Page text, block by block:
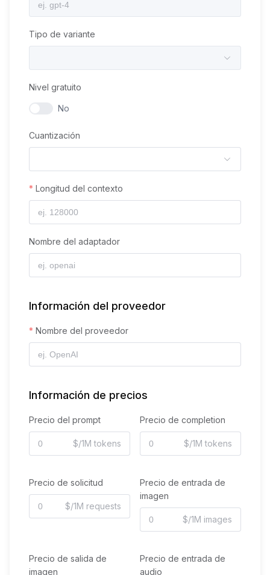
Tipo de variante
Nivel gratuito
No
Cuantización
Longitud del contexto
Nombre del adaptador
Información del proveedor
Nombre del proveedor
Información de precios
Precio del prompt
$/1M tokens
Precio de completion
$/1M tokens
Precio de solicitud
$/1M requests
Precio de entrada de
imagen
$/1M images
Precio de salida de
imagen
Precio de entrada de
audio